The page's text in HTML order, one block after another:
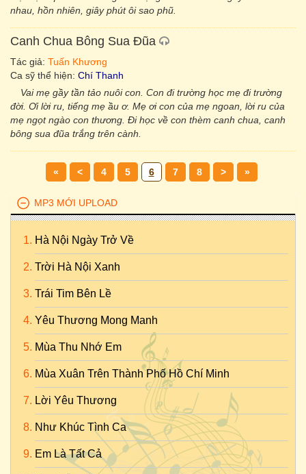
nhau, hồn nhiên, giây phút ôi sao phũ.
Canh Chua Bông Sua Đũa
Tác giả: Tuấn Khương
Ca sỹ thể hiện: Chí Thanh
Vai mẹ gầy tần tảo nuôi con. Con đi trường học mẹ đi trường
đời. Ơi lời ru, tiếng mẹ ầu ơ. Mẹ ơi con của mẹ ngoan, lời ru của
mẹ ngọt ngào con thương. Đi học về con thèm canh chua, canh
bông sua đũa trắng trên cành.
« < 4 5 6 7 8 > »
MP3 MỚI UPLOAD
Hà Nội Ngày Trở Về
Trời Hà Nội Xanh
Trái Tim Bên Lề
Yêu Thương Mong Manh
Mùa Thu Nhớ Em
Mùa Xuân Trên Thành Phố Hồ Chí Minh
Lời Yêu Thương
Như Khúc Tình Ca
Em Là Tất Cả